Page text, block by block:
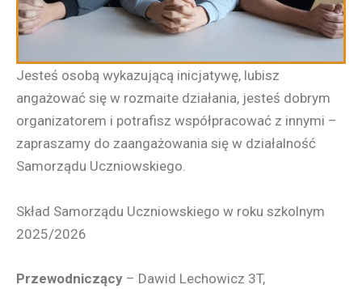
Jesteś osobą wykazującą inicjatywę, lubisz
angażować się w rozmaite działania, jesteś dobrym
organizatorem i potrafisz współpracować z innymi –
zapraszamy do zaangażowania się w działalność
Samorządu Uczniowskiego.
Skład Samorządu Uczniowskiego w roku szkolnym
2025/2026
Przewodniczący – Dawid Lechowicz 3T,